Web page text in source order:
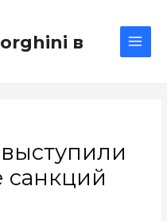
в
санкций